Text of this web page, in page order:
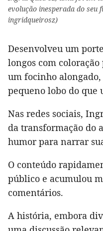
evolução inesperada do seu
ingridqueirosz)
Desenvolveu um
longos com
um focinho
pequeno lobo do que
Nas redes sociais,
da transformação do
humor para narrar
O conteúdo
público e acumulou
comentários.
A história, embora